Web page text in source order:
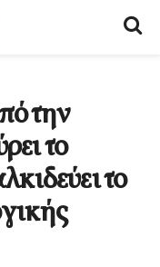
την
το
το